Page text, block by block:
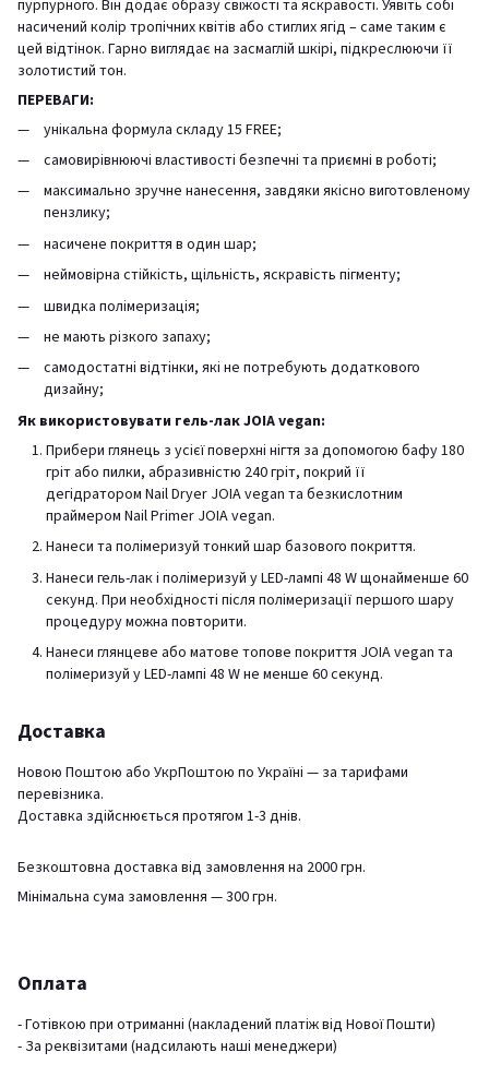
пурпурного. Він додає образу свіжості та яскравості. Уявіть собі
насичений колір тропічних квітів або стиглих ягід – саме таким є
цей відтінок. Гарно виглядає на засмаглій шкірі, підкреслюючи її
золотистий тон.
ПЕРЕВАГИ:
унікальна формула складу 15 FREE;
самовирівнюючі властивості безпечні та приємні в роботі;
максимально зручне нанесення, завдяки якісно виготовленому
пензлику;
насичене покриття в один шар;
неймовірна стійкість, щільність, яскравість пігменту;
швидка полімеризація;
не мають різкого запаху;
самодостатні відтінки, які не потребують додаткового
дизайну;
Як використовувати гель-лак JOIA vegan:
Прибери глянець з усієї поверхні нігтя за допомогою бафу 180
гріт або пилки, абразивністю 240 гріт, покрий її
дегідратором Nail Dryer JOIA vegan та безкислотним
праймером Nail Primer JOIA vegan.
Нанеси та полімеризуй тонкий шар базового покриття.
Нанеси гель-лак і полімеризуй у LED-лампі 48 W щонайменше 60
секунд. При необхідності після полімеризації першого шару
процедуру можна повторити.
Нанеси глянцеве або матове топове покриття JOIA vegan та
полімеризуй у LED-лампі 48 W не менше 60 секунд.
Доставка
Новою Поштою або УкрПоштою по Україні — за тарифами
перевізника.
Доставка здійснюється протягом 1-3 днів.
Безкоштовна доставка від замовлення на 2000 грн.
Мінімальна сума замовлення — 300 грн.
Оплата
- Готівкою при отриманні (накладений платіж від Нової Пошти)
- За реквізитами (надсилають наші менеджери)